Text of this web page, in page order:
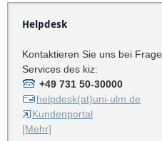
Helpdesk
Kontaktieren Sie uns bei
Services des kiz:
+49 731 50-30000
helpdesk(at)uni-ulm.de
Kundenportal
[Mehr]